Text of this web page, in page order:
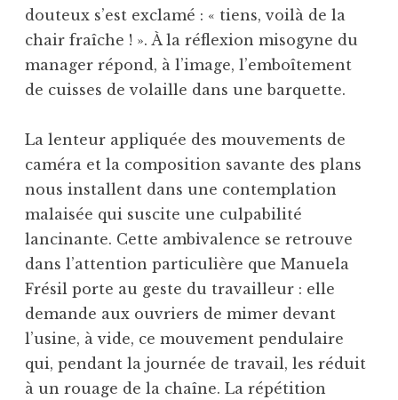
douteux s’est exclamé : « tiens, voilà de la
chair fraîche ! ». À la réflexion misogyne du
manager répond, à l’image, l’emboîtement
de cuisses de volaille dans une barquette.
La lenteur appliquée des mouvements de
caméra et la composition savante des plans
nous installent dans une contemplation
malaisée qui suscite une culpabilité
lancinante. Cette ambivalence se retrouve
dans l’attention particulière que Manuela
Frésil porte au geste du travailleur : elle
demande aux ouvriers de mimer devant
l’usine, à vide, ce mouvement pendulaire
qui, pendant la journée de travail, les réduit
à un rouage de la chaîne. La répétition